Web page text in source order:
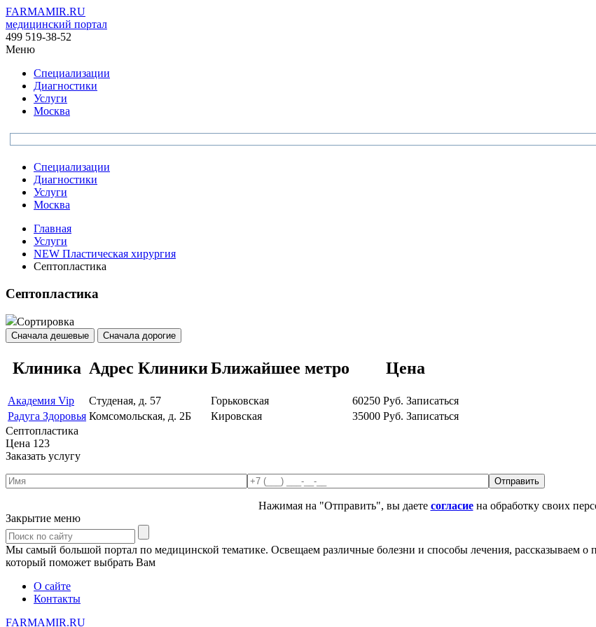
FARMAMIR.RU
медицинский портал
499 519-38-52
Меню
Специализации
Диагностики
Услуги
Москва
Специализации
Диагностики
Услуги
Москва
Главная
Услуги
NEW Пластическая хирургия
Септопластика
Септопластика
Сортировка
Сначала дешевые Сначала дорогие
Клиника Адрес КлиникиБлижайшее метро Цена
Академия Vip Студеная, д. 57 Горьковская 60250 Руб. Записаться
Радуга Здоровья Комсомольская, д. 2Б Кировская 35000 Руб. Записаться
Септопластика
Цена 123
Заказать услугу
Нажимая на "Отправить", вы даете согласиена обработку своих
Закрытие меню
Мы самый большой портал по медицинской тематике. Освещаем различные болезни и способы лечения, рассказываем о
который поможет выбрать Вам
О сайте
Контакты
FARMAMIR.RU